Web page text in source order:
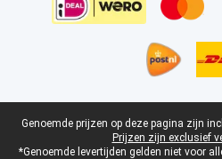
Juridische voettekst
Genoemde prijzen op deze pagina zijn
Prijzen zijn exclusief
*Genoemde levertijden gelden niet voor